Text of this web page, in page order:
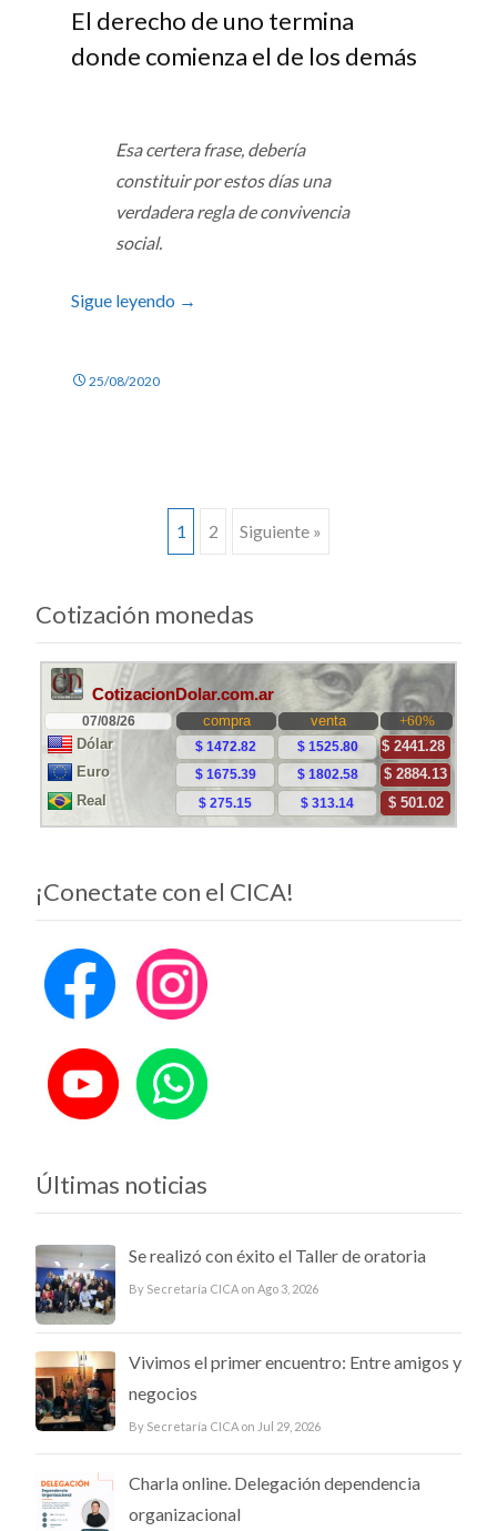
El derecho de uno termina
donde comienza el de los demás
Esa certera frase, debería
constituir por estos días una
verdadera regla de convivencia
social.
Sigue leyendo →
25/08/2020
a
las
entradas
1 2 Siguiente »
Cotización monedas
¡Conectate con el CICA!
Últimas noticias
Se realizó con éxito el Taller de oratoria
By Secretaría CICA on Ago 3, 2026
Vivimos el primer encuentro: Entre amigos y
negocios
By Secretaría CICA on Jul 29, 2026
Charla online. Delegación dependencia
organizacional